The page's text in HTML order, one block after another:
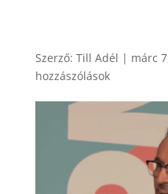
Szerző: Till Adél | márc
hozzászólások